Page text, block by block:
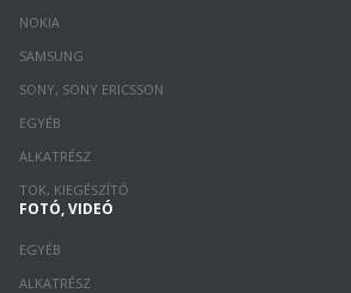
NOKIA
SAMSUNG
SONY, SONY ERICSSON
EGYÉB
ALKATRÉSZ
TOK, KIEGÉSZÍTŐ
FOTÓ, VIDEÓ
EGYÉB
ALKATRÉSZ